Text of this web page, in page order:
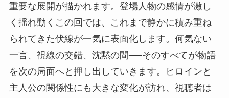
重要な展開が描かれます。登場人物の感情が激し
く揺れ動くこの回では、これまで静かに積み重ね
られてきた伏線が一気に表面化します。何気ない
一言、視線の交錯、沈黙の間──そのすべてが物語
を次の局面へと押し出していきます。ヒロインと
主人公の関係性にも大きな変化が訪れ、視聴者は